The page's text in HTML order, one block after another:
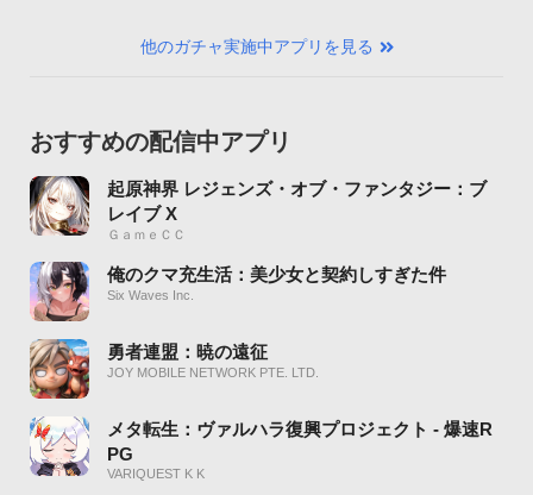
他のガチャ実施中アプリを見る
おすすめの配信中アプリ
起原神界 レジェンズ・オブ・ファンタジー：ブ
レイブ X
ＧａｍｅＣＣ
俺のクマ充生活：美少女と契約しすぎた件
Six Waves Inc.
勇者連盟：暁の遠征
JOY MOBILE NETWORK PTE. LTD.
メタ転生：ヴァルハラ復興プロジェクト - 爆速R
PG
VARIQUEST K K